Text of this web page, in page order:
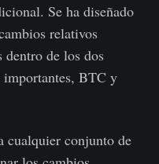
Se ha diseñado
relativos
dentro de los dos
BTC y
cualquier conjunto de